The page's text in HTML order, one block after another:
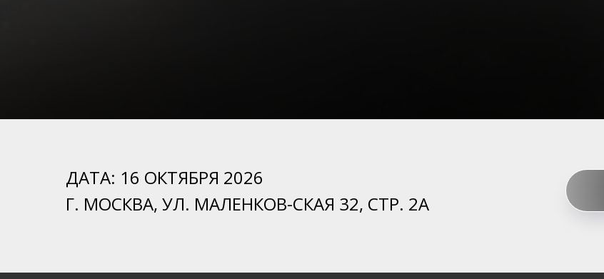
ДАТА: 16 ОКТЯБРЯ 2026
Г. МОСКВА, УЛ. МАЛЕНКОВ-СКАЯ 32, СТР. 2А